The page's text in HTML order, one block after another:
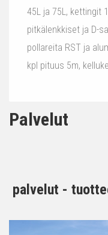
45L ja 75L, kettingit
pitkälenkkiset ja D-
pollareita RST ja
kpl pituus 5m,
Palvelut
palvelut -